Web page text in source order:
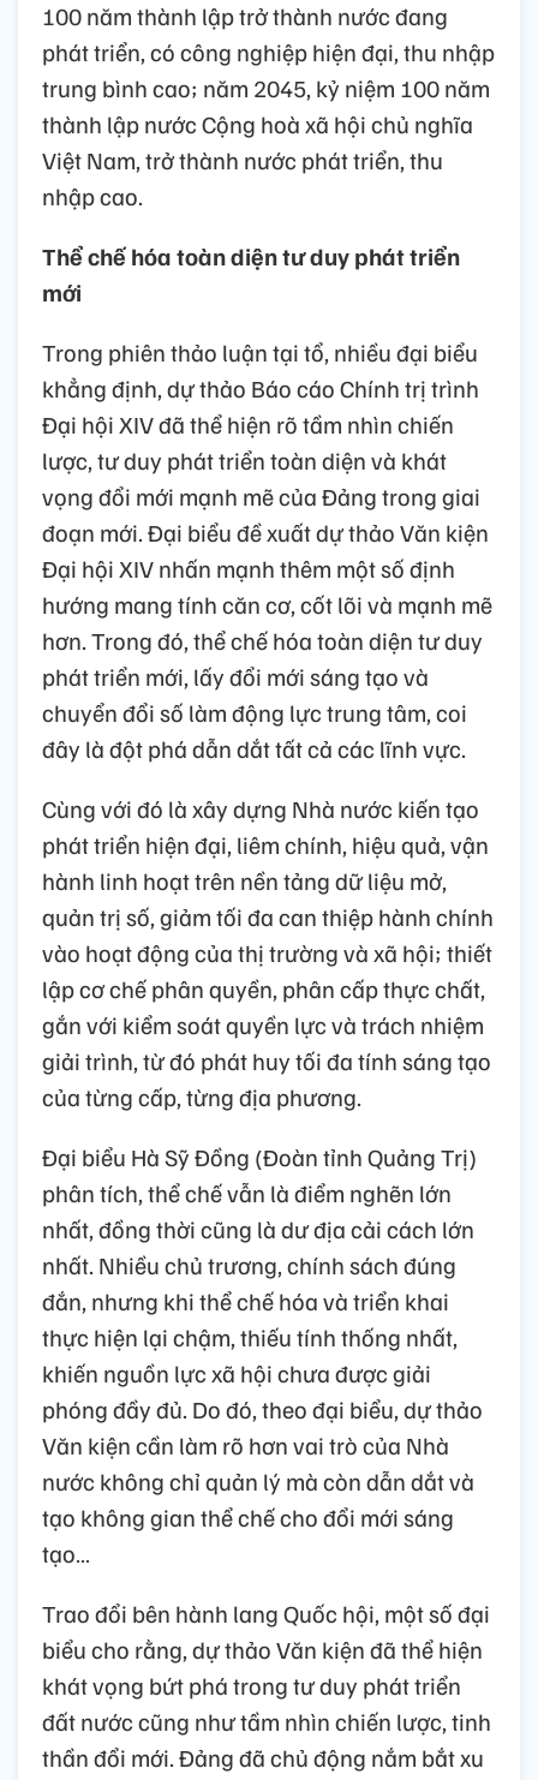
100 năm thành lập trở thành nước đang
phát triển, có công nghiệp hiện đại, thu nhập
trung bình cao; năm 2045, kỷ niệm 100 năm
thành lập nước Cộng hoà xã hội chủ nghĩa
Việt Nam, trở thành nước phát triển, thu
nhập cao.
Thể chế hóa toàn diện tư duy phát triển
mới
Trong phiên thảo luận tại tổ, nhiều đại biểu
khẳng định, dự thảo Báo cáo Chính trị trình
Đại hội XIV đã thể hiện rõ tầm nhìn chiến
lược, tư duy phát triển toàn diện và khát
vọng đổi mới mạnh mẽ của Đảng trong giai
đoạn mới. Đại biểu đề xuất dự thảo Văn kiện
Đại hội XIV nhấn mạnh thêm một số định
hướng mang tính căn cơ, cốt lõi và mạnh mẽ
hơn. Trong đó, thể chế hóa toàn diện tư duy
phát triển mới, lấy đổi mới sáng tạo và
chuyển đổi số làm động lực trung tâm, coi
đây là đột phá dẫn dắt tất cả các lĩnh vực.
Cùng với đó là xây dựng Nhà nước kiến tạo
phát triển hiện đại, liêm chính, hiệu quả, vận
hành linh hoạt trên nền tảng dữ liệu mở,
quản trị số, giảm tối đa can thiệp hành chính
vào hoạt động của thị trường và xã hội; thiết
lập cơ chế phân quyền, phân cấp thực chất,
gắn với kiểm soát quyền lực và trách nhiệm
giải trình, từ đó phát huy tối đa tính sáng tạo
của từng cấp, từng địa phương.
Đại biểu Hà Sỹ Đồng (Đoàn tỉnh Quảng Trị)
phân tích, thể chế vẫn là điểm nghẽn lớn
nhất, đồng thời cũng là dư địa cải cách lớn
nhất. Nhiều chủ trương, chính sách đúng
đắn, nhưng khi thể chế hóa và triển khai
thực hiện lại chậm, thiếu tính thống nhất,
khiến nguồn lực xã hội chưa được giải
phóng đầy đủ. Do đó, theo đại biểu, dự thảo
Văn kiện cần làm rõ hơn vai trò của Nhà
nước không chỉ quản lý mà còn dẫn dắt và
tạo không gian thể chế cho đổi mới sáng
tạo…
Trao đổi bên hành lang Quốc hội, một số đại
biểu cho rằng, dự thảo Văn kiện đã thể hiện
khát vọng bứt phá trong tư duy phát triển
đất nước cũng như tầm nhìn chiến lược, tinh
thần đổi mới. Đảng đã chủ động nắm bắt xu